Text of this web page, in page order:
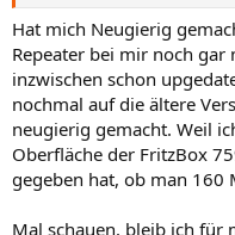
Hat mich Neugierig
Repeater bei mir noch
inzwischen schon
nochmal auf die ältere
neugierig gemacht. Weil
Oberfläche der FritzBox
gegeben hat, ob man 160
Mal schauen, bleib ich für